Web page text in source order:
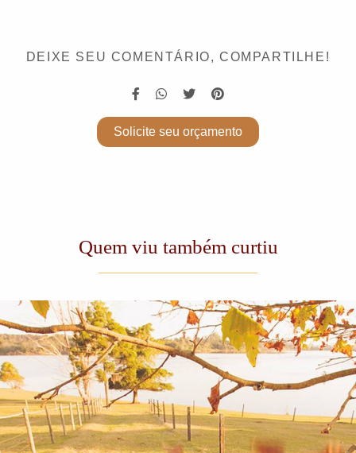
DEIXE SEU COMENTÁRIO, COMPARTILHE!
Solicite seu orçamento
Quem viu também curtiu